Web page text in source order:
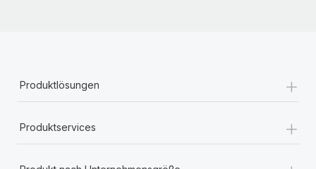
Produktlösungen +
Produktservices +